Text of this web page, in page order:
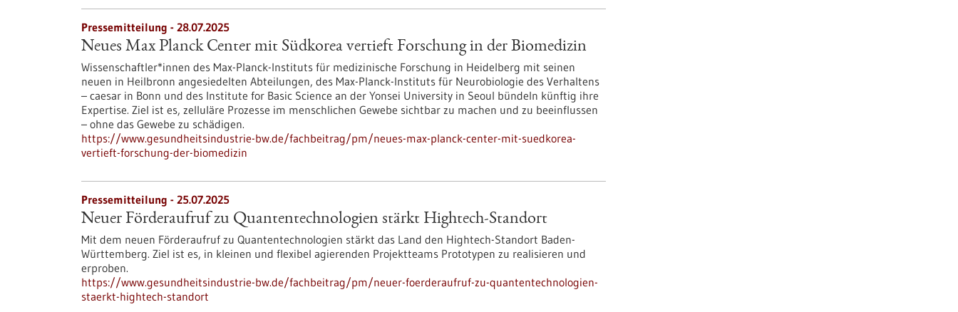
Pressemitteilung - 28.07.2025
Neues Max Planck Center mit Südkorea vertieft Forschung in der Biomedizin
Wissenschaftler*innen des Max-Planck-Instituts für medizinische Forschung in Heidelberg mit seinen
neuen in Heilbronn angesiedelten Abteilungen, des Max-Planck-Instituts für Neurobiologie des Verhaltens
– caesar in Bonn und des Institute for Basic Science an der Yonsei University in Seoul bündeln künftig ihre
Expertise. Ziel ist es, zelluläre Prozesse im menschlichen Gewebe sichtbar zu machen und zu beeinflussen
– ohne das Gewebe zu schädigen.
https://www.gesundheitsindustrie-bw.de/fachbeitrag/pm/neues-max-planck-center-mit-suedkorea-
vertieft-forschung-der-biomedizin
Pressemitteilung - 25.07.2025
Neuer Förderaufruf zu Quantentechnologien stärkt Hightech-Standort
Mit dem neuen Förderaufruf zu Quantentechnologien stärkt das Land den Hightech-Standort Baden-
Württemberg. Ziel ist es, in kleinen und flexibel agierenden Projektteams Prototypen zu realisieren und
erproben.
https://www.gesundheitsindustrie-bw.de/fachbeitrag/pm/neuer-foerderaufruf-zu-quantentechnologien-
staerkt-hightech-standort